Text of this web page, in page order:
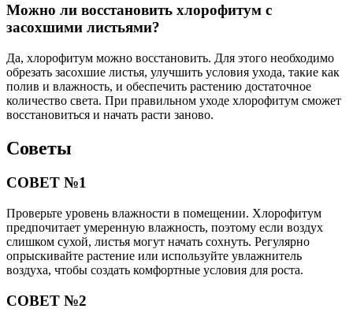
Можно ли восстановить хлорофитум с
засохшими листьями?
Да, хлорофитум можно восстановить. Для этого необходимо
обрезать засохшие листья, улучшить условия ухода, такие как
полив и влажность, и обеспечить растению достаточное
количество света. При правильном уходе хлорофитум сможет
восстановиться и начать расти заново.
Советы
СОВЕТ №1
Проверьте уровень влажности в помещении. Хлорофитум
предпочитает умеренную влажность, поэтому если воздух
слишком сухой, листья могут начать сохнуть. Регулярно
опрыскивайте растение или используйте увлажнитель
воздуха, чтобы создать комфортные условия для роста.
СОВЕТ №2